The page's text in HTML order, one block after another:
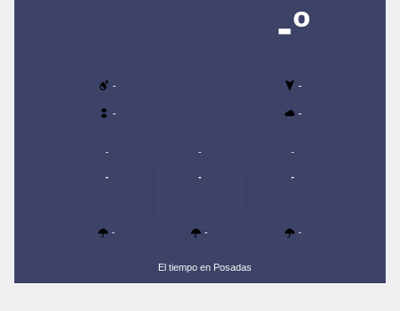
-º
- -
- -
-
-
-
-
-
-
-
-
-
El tiempo en Posadas